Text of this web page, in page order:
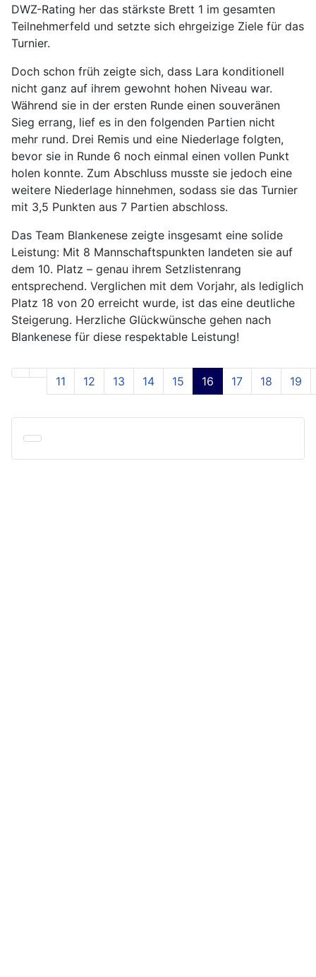
DWZ-Rating her das stärkste Brett 1 im gesamten
Teilnehmerfeld und setzte sich ehrgeizige Ziele für das
Turnier.
Doch schon früh zeigte sich, dass Lara konditionell
nicht ganz auf ihrem gewohnt hohen Niveau war.
Während sie in der ersten Runde einen souveränen
Sieg errang, lief es in den folgenden Partien nicht
mehr rund. Drei Remis und eine Niederlage folgten,
bevor sie in Runde 6 noch einmal einen vollen Punkt
holen konnte. Zum Abschluss musste sie jedoch eine
weitere Niederlage hinnehmen, sodass sie das Turnier
mit 3,5 Punkten aus 7 Partien abschloss.
Das Team Blankenese zeigte insgesamt eine solide
Leistung: Mit 8 Mannschaftspunkten landeten sie auf
dem 10. Platz – genau ihrem Setzlistenrang
entsprechend. Verglichen mit dem Vorjahr, als lediglich
Platz 18 von 20 erreicht wurde, ist das eine deutliche
Steigerung. Herzliche Glückwünsche gehen nach
Blankenese für diese respektable Leistung!
Seite 16 von 24
11 12 13 14 15 16 17 18 19